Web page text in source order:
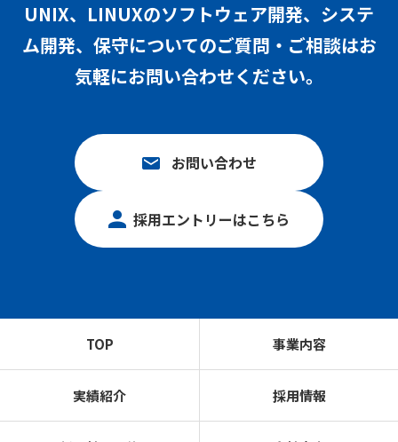
UNIX、LINUXのソフトウェア開発、システ
ム開発、保守についてのご質問・ご相談はお
気軽にお問い合わせください。
お問い合わせ
採用エントリーはこちら
TOP 事業内容
実績紹介 採用情報